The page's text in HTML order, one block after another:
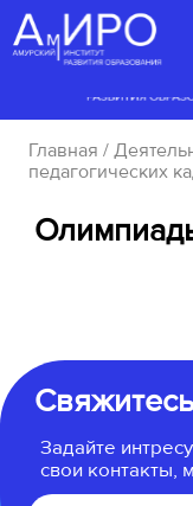
Главная /
педагогических
Задайте
свои контакты,